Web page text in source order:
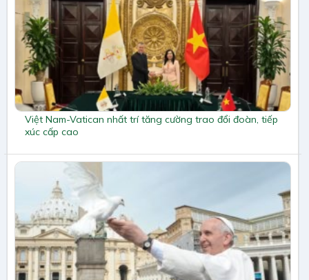
Việt Nam-Vatican nhất trí tăng cường trao đổi đoàn, tiếp
xúc cấp cao